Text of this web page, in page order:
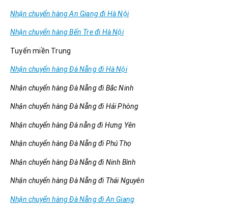
Nhận chuyển hàng An Giang đi Hà Nội
Nhận chuyển hàng Bến Tre đi Hà Nội
Tuyến miền Trung
Nhận chuyển hàng Đà Nẵng đi Hà Nội
Nhận chuyển hàng Đà Nẵng đi Bắc Ninh
Nhận chuyển hàng Đà Nẵng đi Hải Phòng
Nhận chuyển hàng Đà nẵng đi Hưng Yên
Nhận chuyển hàng Đà Nẵng đi Phú Thọ
Nhận chuyển hàng Đà Nẵng đi Ninh Bình
Nhận chuyển hàng Đà Nẵng đi Thái Nguyên
Nhận chuyển hàng Đà Nẵng đi An Giang